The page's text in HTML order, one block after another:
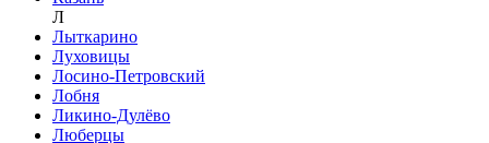
Л
Лыткарино
Луховицы
Лосино-Петровский
Лобня
Ликино-Дулёво
Люберцы